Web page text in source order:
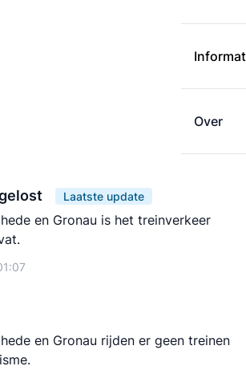
Over
Laatste update
en Gronau is het treinverkeer
en Gronau rijden er geen treinen